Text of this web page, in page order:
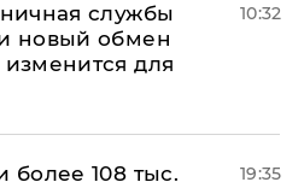
службы
новый обмен
для
10:32
более 108 тыс.
19:35